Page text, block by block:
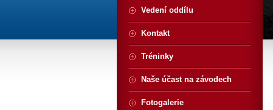
Vedení oddílu
Kontakt
Tréninky
Naše účast na závodech
Fotogalerie